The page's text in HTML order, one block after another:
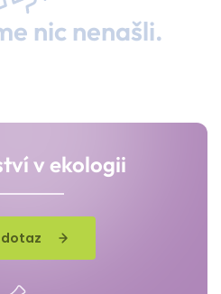
nic nenašli.
v ekologii